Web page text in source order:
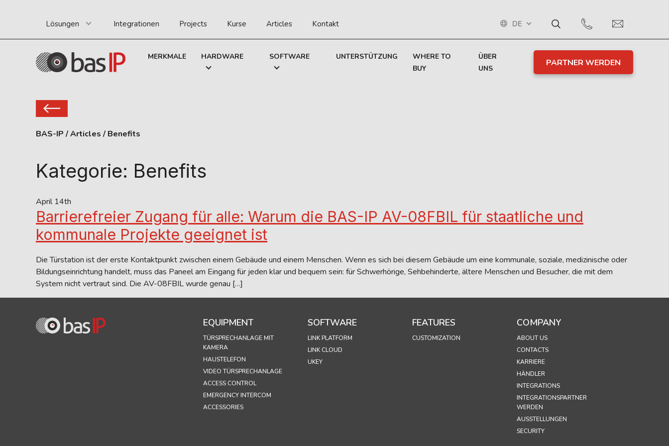
Lösungen Integrationen Projects Kurse Articles Kontakt DE
MERKMALE HARDWARE SOFTWARE UNTERSTÜTZUNG
WHERE TO
BUY
ÜBER
UNS
PARTNER WERDEN
BAS-IP /Articles / Benefits
Kategorie: Benefits
April 14th
Barrierefreier Zugang für alle: Warum die BAS-IP AV-08FBIL für staatliche und
kommunale Projekte geeignet ist
Die Türstation ist der erste Kontaktpunkt zwischen einem Gebäude und einem Menschen. Wenn es sich bei diesem Gebäude um eine kommunale, soziale, medizinische oder
Bildungseinrichtung handelt, muss das Paneel am Eingang für jeden klar und bequem sein: für Schwerhörige, Sehbehinderte, ältere Menschen und Besucher, die mit dem
System nicht vertraut sind. Die AV-08FBIL wurde genau […]
EQUIPMENT
TÜRSPRECHANLAGE MIT
KAMERA
HAUSTELEFON
VIDEO TÜRSPRECHANLAGE
ACCESS CONTROL
EMERGENCY INTERCOM
ACCESSORIES
SOFTWARE
LINK PLATFORM
LINK CLOUD
UKEY
FEATURES
CUSTOMIZATION
COMPANY
ABOUT US
CONTACTS
KARRIERE
HÄNDLER
INTEGRATIONS
INTEGRATIONSPARTNER
WERDEN
AUSSTELLUNGEN
SECURITY